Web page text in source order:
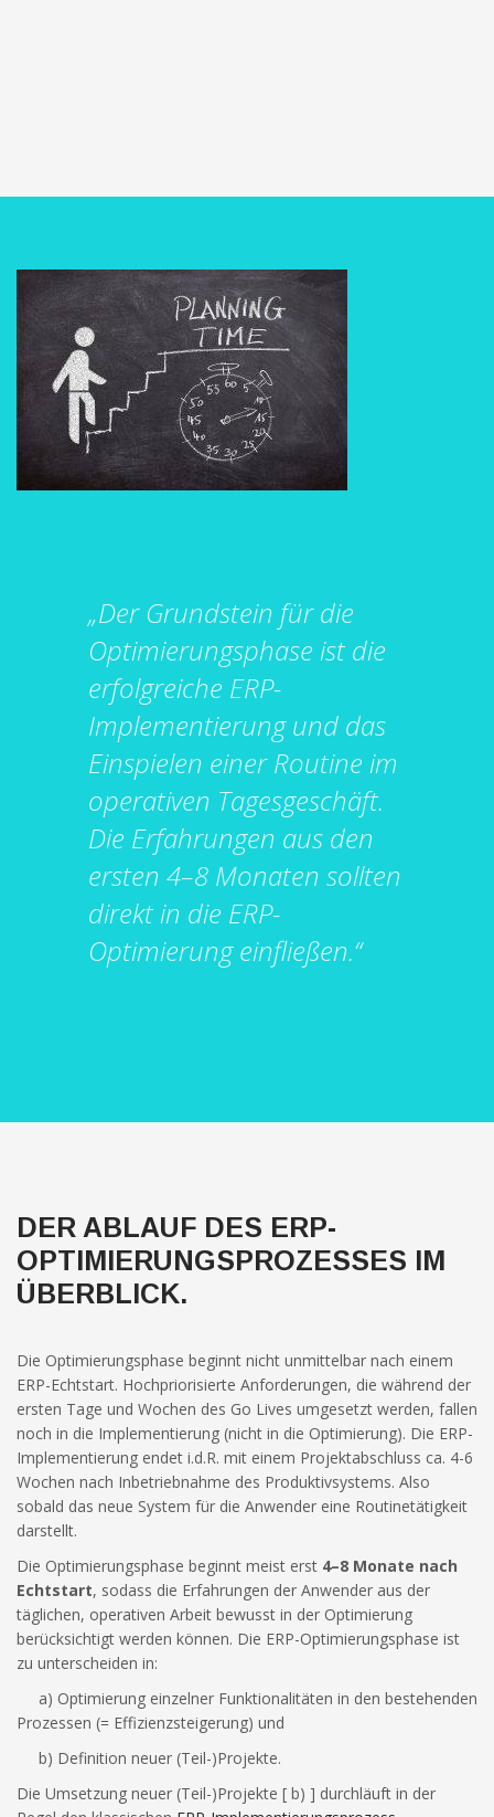
„Der Grundstein für die
Optimierungsphase ist die
erfolgreiche ERP-
Implementierung und das
Einspielen einer Routine im
operativen Tagesgeschäft.
Die Erfahrungen aus den
ersten 4–8 Monaten sollten
direkt in die ERP-
Optimierung einfließen.“
DER ABLAUF DES ERP-
OPTIMIERUNGSPROZESSES IM
ÜBERBLICK.
Die Optimierungsphase beginnt nicht unmittelbar nach einem
ERP-Echtstart. Hochpriorisierte Anforderungen, die während der
ersten Tage und Wochen des Go Lives umgesetzt werden, fallen
noch in die Implementierung (nicht in die Optimierung). Die ERP-
Implementierung endet i.d.R. mit einem Projektabschluss ca. 4-6
Wochen nach Inbetriebnahme des Produktivsystems. Also
sobald das neue System für die Anwender eine Routinetätigkeit
darstellt.
Die Optimierungsphase beginnt meist erst 4–8 Monate nach
Echtstart, sodass die Erfahrungen der Anwender aus der
täglichen, operativen Arbeit bewusst in der Optimierung
berücksichtigt werden können. Die ERP-Optimierungsphase ist
zu unterscheiden in:
a) Optimierung einzelner Funktionalitäten in den bestehenden
Prozessen (= Effizienzsteigerung) und
b) Definition neuer (Teil-)Projekte.
Die Umsetzung neuer (Teil-)Projekte [ b) ] durchläuft in der
Analysieren Ihres
Nutzungsverhaltens.
Dies erfolgt auch
außerhalb unserer
Websites, indem
diese Cookies Ihnen
folgen können.
Dabei werden auch
Cookies von
Drittanbietern (wie
z. B. Facebook oder
weitergegeben und
von ihnen
ausgewertet und
weiterverwendet.